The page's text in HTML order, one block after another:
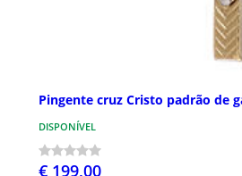
Pingente cruz Cristo padrão de
DISPONÍVEL
€ 199,00